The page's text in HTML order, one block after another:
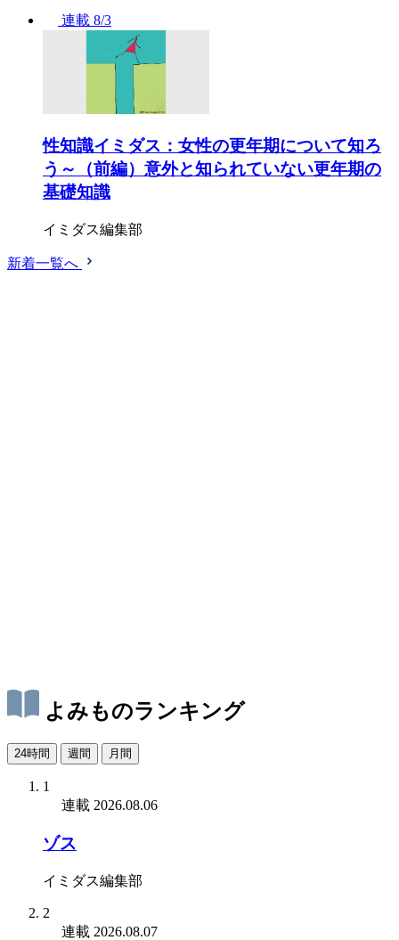
連載 8/3
性知識イミダス：女性の更年期について知ろ
う～（前編）意外と知られていない更年期の
基礎知識
イミダス編集部
新着一覧へ
よみものランキング
24時間 週間 月間
1
連載 2026.08.06
ゾス
イミダス編集部
2
連載 2026.08.07